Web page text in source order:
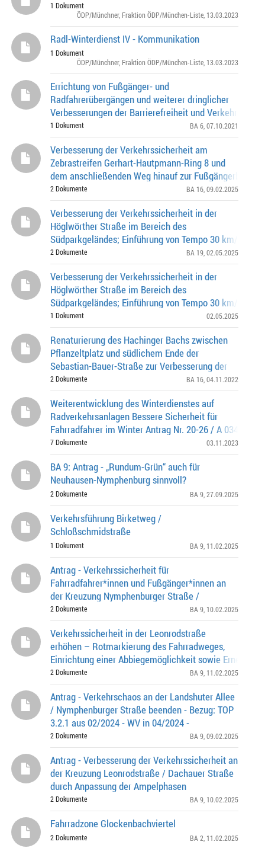
1 Dokument
ÖDP/Münchner, Fraktion ÖDP/München-Liste , 13.03.2023
Radl-Winterdienst IV - Kommunikation
1 Dokument
ÖDP/Münchner, Fraktion ÖDP/München-Liste , 13.03.2023
Errichtung von Fußgänger- und
Radfahrerübergängen und weiterer dringlicher
Verbesserungen der Barrierefreiheit und
der Kreuzung Engelhardstraße / Sylvensteinstraße
1 Dokument BA 6 , 07.10.2021
Verbesserung der Verkehrssicherheit am
Zebrastreifen Gerhart-Hautpmann-Ring 8 und
dem anschließenden Weg hinauf zur Fußgängerbrücke
Fritz-Erler-Straße Richtung PEP
2 Dokumente BA 16 , 09.02.2025
Verbesserung der Verkehrssicherheit in der
Höglwörther Straße im Bereich des
Südparkgeländes; Einführung von Tempo 30 km/h
Errichtung von zwei Ampeln oder Zebrastreifen
2 Dokumente BA 19 , 02.05.2025
Verbesserung der Verkehrssicherheit in der
Höglwörther Straße im Bereich des
Südparkgeländes; Einführung von Tempo 30 km/h
Errichtung von zwei Ampeln oder Zebrastreifen
1 Dokument 02.05.2025
Renaturierung des Hachinger Bachs zwischen
Pflanzeltplatz und südlichem Ende der
Sebastian-Bauer-Straße zur Verbesserung der
Verkehrssicherheit für Fußgänger
2 Dokumente BA 16 , 04.11.2022
Weiterentwicklung des Winterdienstes auf
Radverkehrsanlagen Bessere Sicherheit für
Fahrradfahrer im Winter Antrag Nr. 20-26 / A 03482
StR Manuel Pretzl vom 13.12.2022 Radl-Winterdie
7 Dokumente 03.11.2023
BA 9: Antrag - „Rundum-Grün“ auch für
Neuhausen-Nymphenburg sinnvoll?
2 Dokumente BA 9 , 27.09.2025
Verkehrsführung Birketweg /
Schloßschmidstraße
1 Dokument BA 9 , 11.02.2025
Antrag - Verkehrssicherheit für
Fahrradfahrer*innen und Fußgänger*innen an
der Kreuzung Nymphenburger Straße /
Waisenhausstraße
2 Dokumente BA 9 , 10.02.2025
Verkehrssicherheit in der Leonrodstraße
erhöhen – Rotmarkierung des Fahrradweges,
Einrichtung einer Abbiegemöglichkeit sowie
Fahrbahnmarkierung im Bereich der Einmündung
2 Dokumente BA 9 , 11.02.2025
Antrag - Verkehrschaos an der Landshuter Allee
/ Nymphenburger Straße beenden - Bezug: TOP
3.2.1 aus 02/2024 - WV in 04/2024 -
2 Dokumente BA 9 , 09.02.2025
Antrag - Verbesserung der Verkehrssicherheit an
der Kreuzung Leonrodstraße / Dachauer Straße
durch Anpassung der Ampelphasen
2 Dokumente BA 9 , 10.02.2025
Fahrradzone Glockenbachviertel
2 Dokumente BA 2 , 11.02.2025